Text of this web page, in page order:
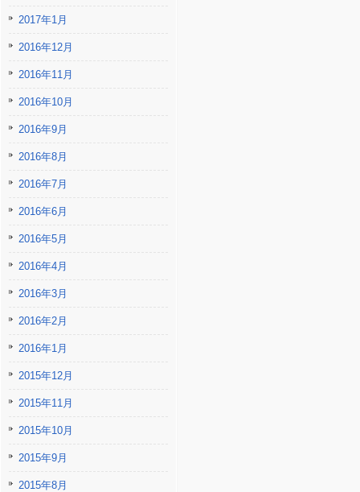
2017年1月
2016年12月
2016年11月
2016年10月
2016年9月
2016年8月
2016年7月
2016年6月
2016年5月
2016年4月
2016年3月
2016年2月
2016年1月
2015年12月
2015年11月
2015年10月
2015年9月
2015年8月